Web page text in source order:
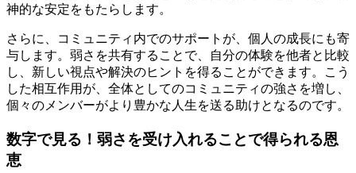
神的な安定をもたらします。
さらに、コミュニティ内でのサポートが、個人の成長にも寄
与します。弱さを共有することで、自分の体験を他者と比較
し、新しい視点や解決のヒントを得ることができます。こう
した相互作用が、全体としてのコミュニティの強さを増し、
個々のメンバーがより豊かな人生を送る助けとなるのです。
数字で見る！弱さを受け入れることで得られる恩
恵